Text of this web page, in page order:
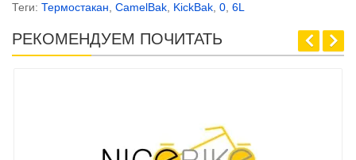
Теги: Термостакан, CamelBak, KickBak, 0, 6L
РЕКОМЕНДУЕМ ПОЧИТАТЬ